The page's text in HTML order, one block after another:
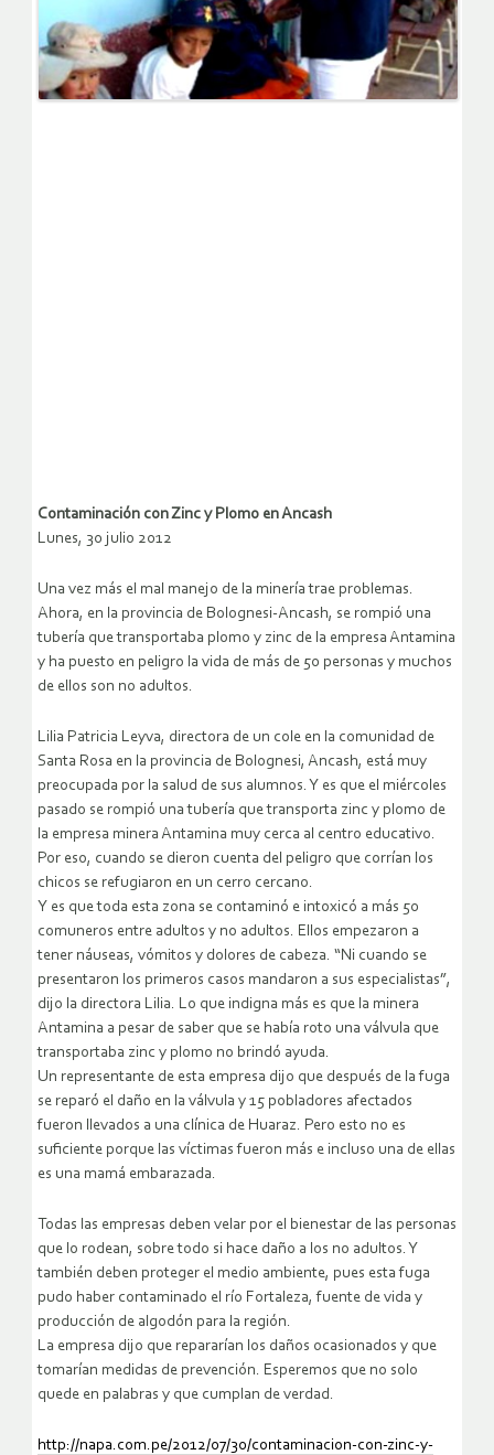
Contaminación con Zinc y Plomo en Ancash
Lunes, 30 julio 2012
Una vez más el mal manejo de la minería trae problemas.
Ahora, en la provincia de Bolognesi-Ancash, se rompió una
tubería que transportaba plomo y zinc de la empresa Antamina
y ha puesto en peligro la vida de más de 50 personas y muchos
de ellos son no adultos.
Lilia Patricia Leyva, directora de un cole en la comunidad de
Santa Rosa en la provincia de Bolognesi, Ancash, está muy
preocupada por la salud de sus alumnos. Y es que el miércoles
pasado se rompió una tubería que transporta zinc y plomo de
la empresa minera Antamina muy cerca al centro educativo.
Por eso, cuando se dieron cuenta del peligro que corrían los
chicos se refugiaron en un cerro cercano.
Y es que toda esta zona se contaminó e intoxicó a más 50
comuneros entre adultos y no adultos. Ellos empezaron a
tener náuseas, vómitos y dolores de cabeza. “Ni cuando se
presentaron los primeros casos mandaron a sus especialistas”,
dijo la directora Lilia. Lo que indigna más es que la minera
Antamina a pesar de saber que se había roto una válvula que
transportaba zinc y plomo no brindó ayuda.
Un representante de esta empresa dijo que después de la fuga
se reparó el daño en la válvula y 15 pobladores afectados
fueron llevados a una clínica de Huaraz. Pero esto no es
suficiente porque las víctimas fueron más e incluso una de ellas
es una mamá embarazada.
Todas las empresas deben velar por el bienestar de las personas
que lo rodean, sobre todo si hace daño a los no adultos. Y
también deben proteger el medio ambiente, pues esta fuga
pudo haber contaminado el río Fortaleza, fuente de vida y
producción de algodón para la región.
La empresa dijo que repararían los daños ocasionados y que
tomarían medidas de prevención. Esperemos que no solo
quede en palabras y que cumplan de verdad.
http://napa.com.pe/2012/07/30/contaminacion-con-zinc-y-